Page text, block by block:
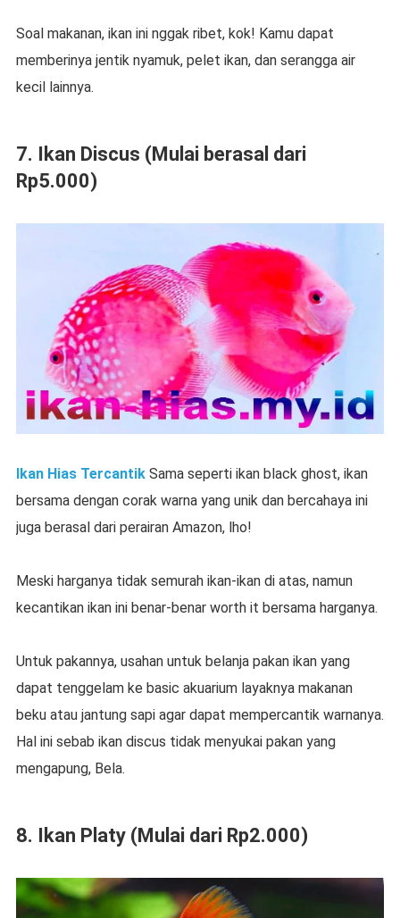
Soal makanan, ikan ini nggak ribet, kok! Kamu dapat
memberinya jentik nyamuk, pelet ikan, dan serangga air
kecil lainnya.
7. Ikan Discus (Mulai berasal dari
Rp5.000)
Ikan Hias TercantikSama seperti ikan black ghost, ikan
bersama dengan corak warna yang unik dan bercahaya ini
juga berasal dari perairan Amazon, lho!
Meski harganya tidak semurah ikan-ikan di atas, namun
kecantikan ikan ini benar-benar worth it bersama harganya.
Untuk pakannya, usahan untuk belanja pakan ikan yang
dapat tenggelam ke basic akuarium layaknya makanan
beku atau jantung sapi agar dapat mempercantik warnanya.
Hal ini sebab ikan discus tidak menyukai pakan yang
mengapung, Bela.
8. Ikan Platy (Mulai dari Rp2.000)